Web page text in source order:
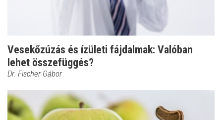
Vesekőzúzás és ízületi fájdalmak: Valóban
lehet összefüggés?
Dr. Fischer Gábor